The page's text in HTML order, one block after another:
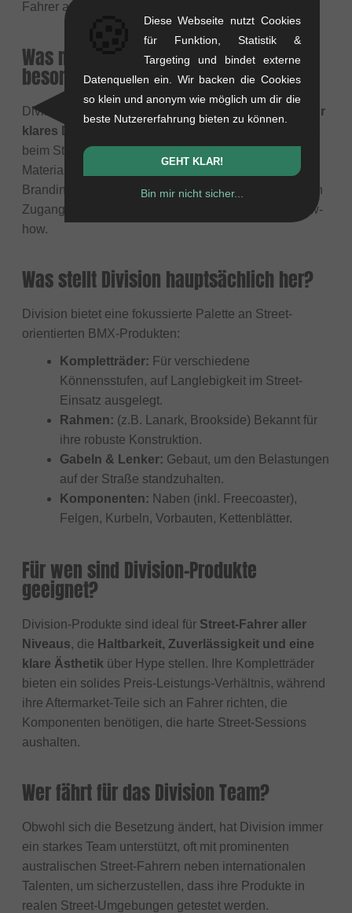
Fahrer ausgeht.
Was macht Division-Produkte
besonders?
Division-Produkte sind bekannt für ihre
Stärke und ihr
klares Design
beim Street Riding wichtig sind, wie langlebige
Materialien, verfeinerte Geometrien und oft dezentes
Branding. Ihre Verbindung zu Colony BMX sichert den
Zugang zu erfahrenem Design- und Fertigungs-Know-
how.
Was stellt Division hauptsächlich her?
Division bietet eine fokussierte Palette an Street-
orientierten BMX-Produkten:
Kompletträder: Für verschiedene
Könnensstufen, auf Langlebigkeit im Street-
Einsatz ausgelegt.
Rahmen: (z.B. Lanark, Brookside) Bekannt für
ihre robuste Konstruktion.
Gabeln & Lenker: Gebaut, um den Belastungen
auf der Straße standzuhalten.
Komponenten: Naben (inkl. Freecoaster),
Felgen, Kurbeln, Vorbauten, Kettenblätter.
Für wen sind Division-Produkte
geeignet?
Division-Produkte sind ideal für Street-Fahrer aller
Niveaus, die Haltbarkeit, Zuverlässigkeit und eine
klare Ästhetik über Hype stellen. Ihre Kompletträder
bieten ein solides Preis-Leistungs-Verhältnis, während
ihre Aftermarket-Teile sich an Fahrer richten, die
Komponenten benötigen, die harte Street-Sessions
aushalten.
Wer fährt für das Division Team?
Obwohl sich die Besetzung ändert, hat Division immer
ein starkes Team unterstützt, oft mit prominenten
australischen Street-Fahrern neben internationalen
Talenten, um sicherzustellen, dass ihre Produkte in
realen Street-Umgebungen getestet werden.
Diese Webseite nutzt Cookies
für Funktion, Statistik &
Targeting und bindet externe
Datenquellen ein. Wir backen die Cookies
so klein und anonym wie möglich um dir die
beste Nutzererfahrung bieten zu können.
GEHT KLAR!
Bin mir nicht sicher...